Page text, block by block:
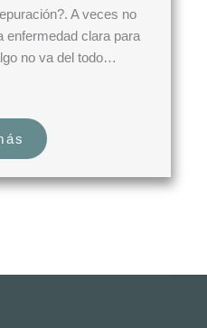
A veces no
enfermedad clara para
no va del todo…